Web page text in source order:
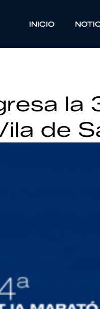
INICIO
la
de